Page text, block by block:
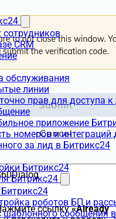
сотрудников
CRM
обслуживания
линии
прав для доступа
приложение
номеров и
за лид в Битрикс24
Битрикс24
Битрикс24
роботов БП и
сообщения
ссылку«Already